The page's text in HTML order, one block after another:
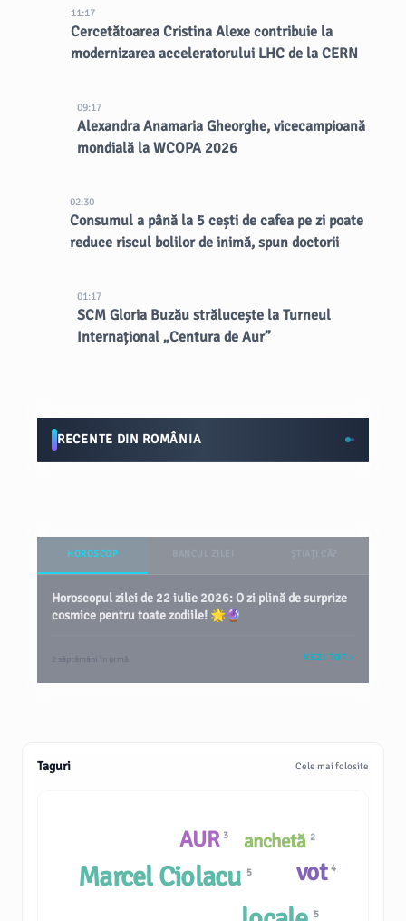
11:17
Cercetătoarea Cristina Alexe contribuie la
modernizarea acceleratorului LHC de la CERN
09:17
Alexandra Anamaria Gheorghe, vicecampioană
mondială la WCOPA 2026
02:30
Consumul a până la 5 cești de cafea pe zi poate
reduce riscul bolilor de inimă, spun doctorii
01:17
SCM Gloria Buzău strălucește la Turneul
Internațional „Centura de Aur”
RECENTE DIN ROMÂNIA
HOROSCOP
Horoscopul zilei de 22 iulie 2026: O zi plină de surprize
cosmice pentru toate zodiile! 🌟🔮
2 săptămâni în urmă VEZI TOT
Taguri Cele mai folosite
anchetă 2
Marcel Ciolacu 5
5
AUR 3
vot4